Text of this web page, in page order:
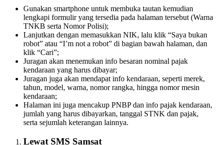
Gunakan smartphone untuk membuka tautan kemudian
lengkapi formulir yang tersedia pada halaman tersebut (Warna
TNKB serta Nomor Polisi);
Lanjutkan dengan memasukkan NIK, lalu klik “Saya bukan
robot” atau “I’m not a robot” di bagian bawah halaman, dan
klik “Cari”;
Juragan akan menemukan info besaran nominal pajak
kendaraan yang harus dibayar;
Juragan juga akan mendapat info kendaraan, seperti merek,
tahun, model, warna, nomor rangka, hingga nomor mesin
kendaraan;
Halaman ini juga mencakup PNBP dan info pajak kendaraan,
jumlah yang harus dibayarkan, tanggal STNK dan pajak,
serta sejumlah keterangan lainnya.
Lewat SMS Samsat